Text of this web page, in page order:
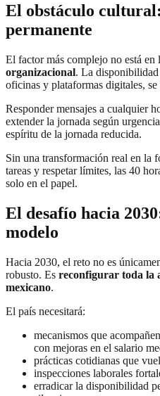
El obstáculo
permanente
El factor más complejo no está en
organizacional. La disponibilidad
oficinas y plataformas digitales,
Responder mensajes a cualquier
extender la jornada según
espíritu de la jornada reducida.
Sin una transformación real en la
tareas y respetar límites, las 40
solo en el papel.
El desafío hacia
modelo
Hacia 2030, el reto no es
robusto. Es reconfigurar toda la
mexicano.
El país necesitará:
mecanismos que
con mejoras en el salario
prácticas cotidianas que
inspecciones laborales
erradicar la disponibilidad